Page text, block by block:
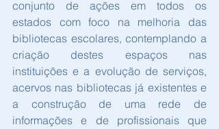
conjunto de ações em todos os
estados com foco na melhoria das
bibliotecas escolares, contemplando a
criação destes espaços nas
instituições e a evolução de serviços,
acervos nas bibliotecas já existentes e
a construção de uma rede de
informações e de profissionais que